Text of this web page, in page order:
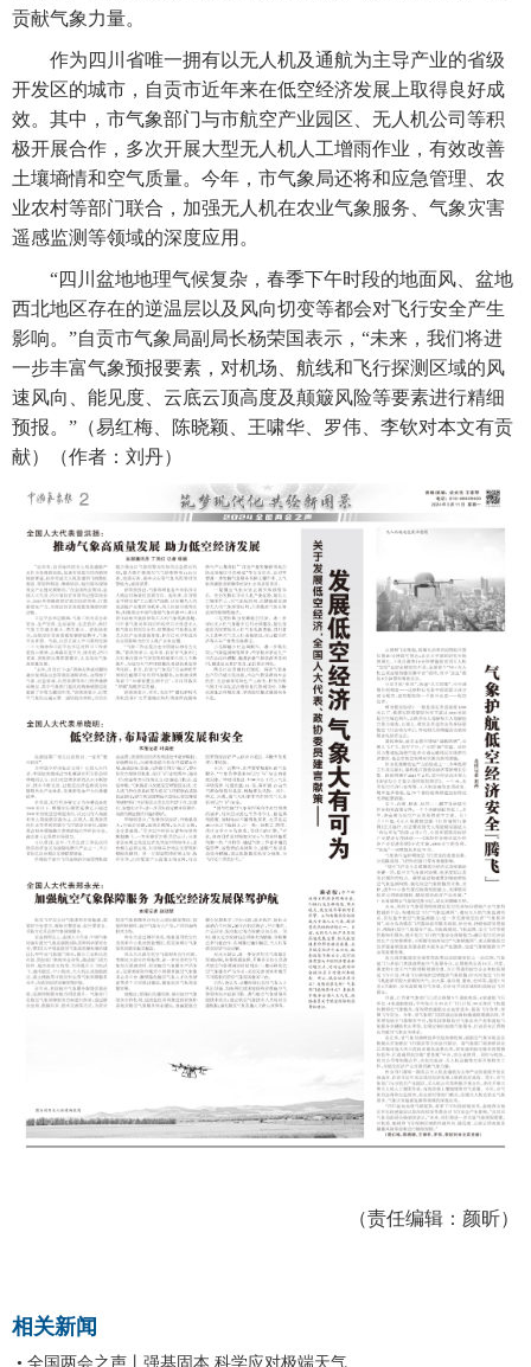
贡献气象力量。
作为四川省唯一拥有以无人机及通航为主导产业的省级
开发区的城市，自贡市近年来在低空经济发展上取得良好成
效。其中，市气象部门与市航空产业园区、无人机公司等积
极开展合作，多次开展大型无人机人工增雨作业，有效改善
土壤墒情和空气质量。今年，市气象局还将和应急管理、农
业农村等部门联合，加强无人机在农业气象服务、气象灾害
遥感监测等领域的深度应用。
“四川盆地地理气候复杂，春季下午时段的地面风、盆地
西北地区存在的逆温层以及风向切变等都会对飞行安全产生
影响。”自贡市气象局副局长杨荣国表示，“未来，我们将进
一步丰富气象预报要素，对机场、航线和飞行探测区域的风
速风向、能见度、云底云顶高度及颠簸风险等要素进行精细
预报。”（易红梅、陈晓颖、王啸华、罗伟、李钦对本文有贡
献）（作者：刘丹）
（责任编辑：颜昕）
相关新闻
• 全国两会之声丨强基固本 科学应对极端天气